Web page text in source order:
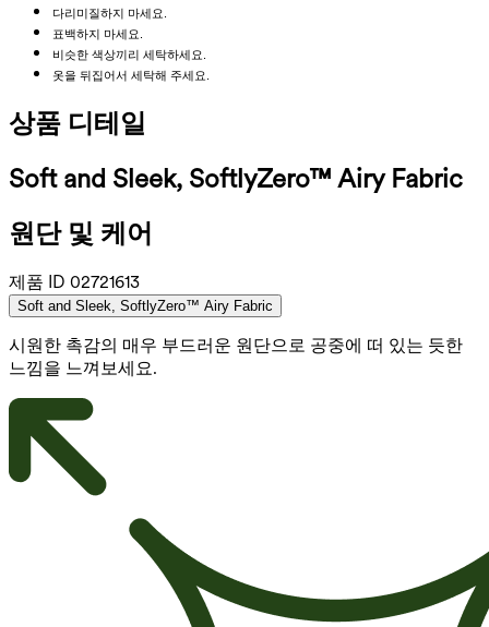
다리미질하지 마세요.
표백하지 마세요.
비슷한 색상끼리 세탁하세요.
옷을 뒤집어서 세탁해 주세요.
상품 디테일
Soft and Sleek, SoftlyZero™ Airy Fabric
원단 및 케어
제품 ID 02721613
Soft and Sleek, SoftlyZero™ Airy Fabric
시원한 촉감의 매우 부드러운 원단으로 공중에 떠 있는 듯한
느낌을 느껴보세요.